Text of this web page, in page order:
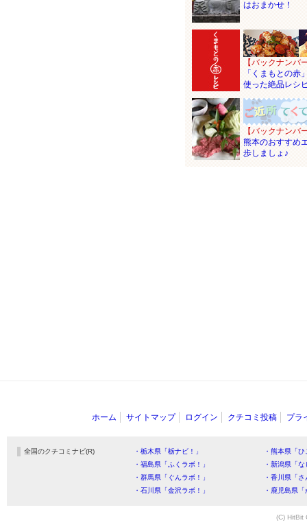
はおまかせ！
【バックナンバ
「くまもとの赤
使った絶品レシ
【バックナンバ
熊本のおすすめ
歩しましょ♪
ホーム サイトマップ ログイン クチコミ投稿 プラ
全国のクチコミナビ(R) ・栃木県「栃ナビ！」
・熊本県「
・福島県「ふくラボ！」
・新潟県「
・群馬県「ぐんラボ！」
・香川県「
・石川県「金沢ラボ！」
・鹿児島県
(C) HitBit